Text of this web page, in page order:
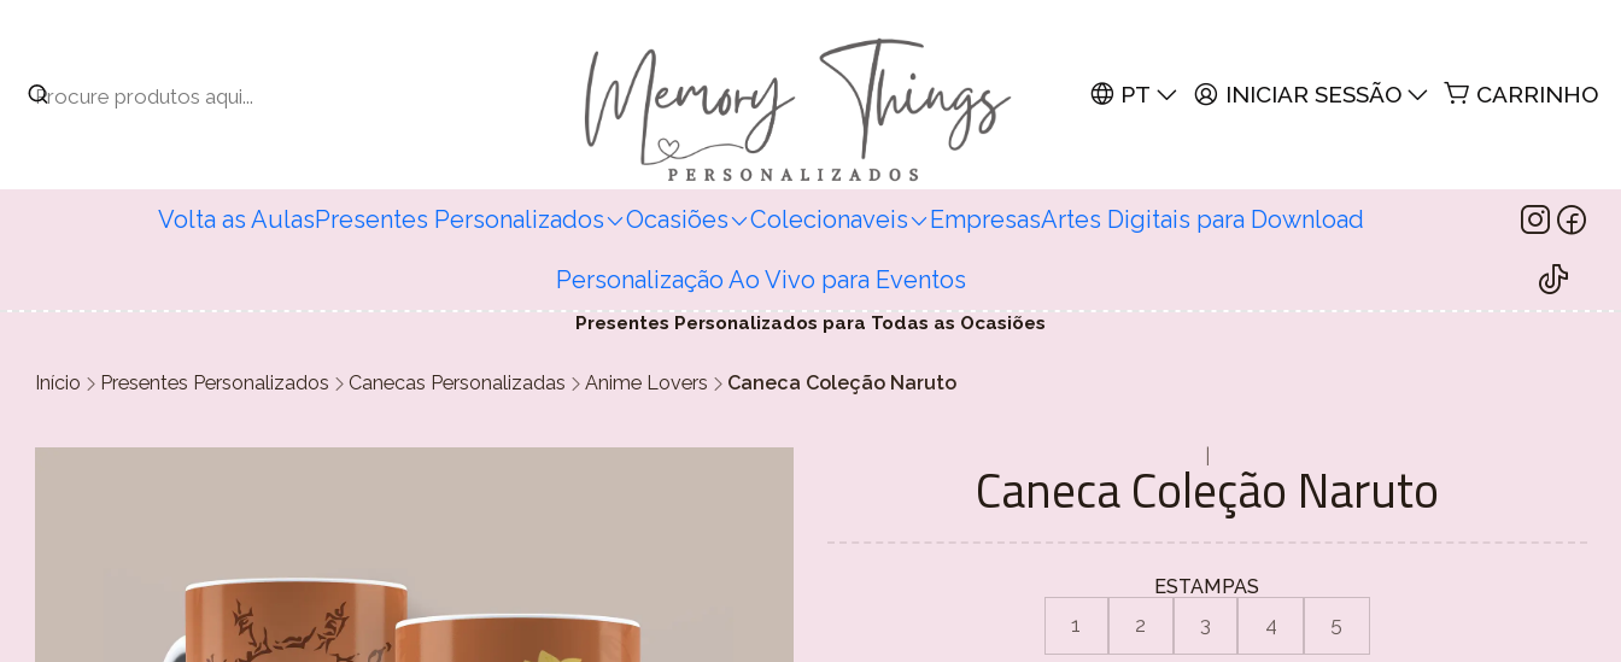
PT INICIAR SESSÃO CARRINHO
Volta as AulasPresentes Personalizados Ocasiões Colecionaveis EmpresasArtes Digitais para Download
Personalização Ao Vivo para Eventos
Presentes Personalizados para Todas as Ocasiões
Início Presentes Personalizados Canecas Personalizadas Anime Lovers Caneca Coleção Naruto
Caneca Coleção Naruto
ESTAMPAS
1 2 3 4 5